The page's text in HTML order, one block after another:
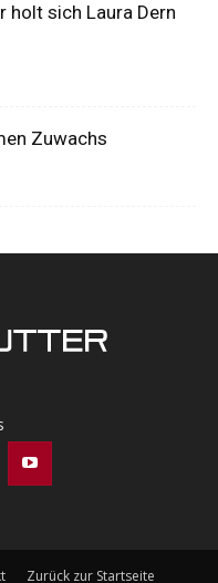
holt sich Laura Dern
Zuwachs
Zurück zur Startseite